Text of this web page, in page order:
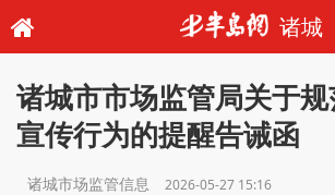
诸城
诸城市市场监管局关于
宣传行为的提醒告诫函
诸城市场监管信息 2026-05-27 15:16